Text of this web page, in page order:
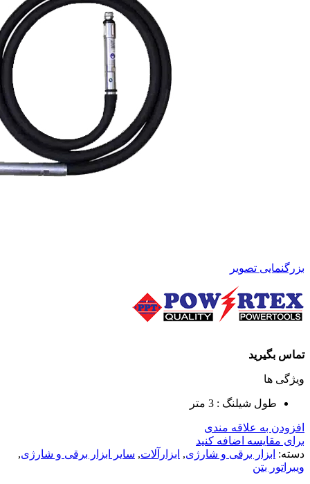
بزرگنمایی تصویر
تماس بگیرید
ویژگی ها
طول شیلنگ : 3 متر
افزودن به علاقه مندی
برای مقایسه اضافه کنید
دسته: ابزار برقی و شارژی, ابزارآلات, سایر ابزار برقی و شارژی,
ویبراتور بتن